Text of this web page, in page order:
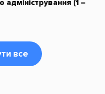
адміністрування (1 –
все